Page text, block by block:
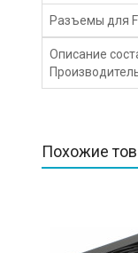
Разъемы для
Описание
Похожие